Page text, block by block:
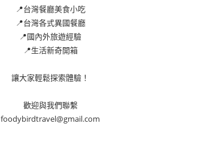
📍台灣餐廳美食小吃
📍台灣各式異國餐廳
📍國內外旅遊經驗
📍生活新奇開箱
讓大家輕鬆探索體驗！
歡迎與我們聯繫
foodybirdtravel@gmail.com